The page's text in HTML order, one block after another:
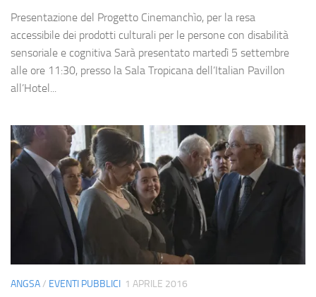
Presentazione del Progetto Cinemanchìo, per la resa
accessibile dei prodotti culturali per le persone con disabilità
sensoriale e cognitiva Sarà presentato martedì 5 settembre
alle ore 11:30, presso la Sala Tropicana dell’Italian Pavillon
all’Hotel...
ANGSA/ EVENTI PUBBLICI 1 APRILE 2016